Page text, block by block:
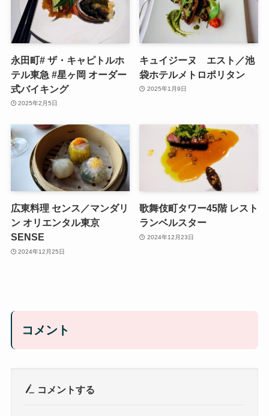
永田町# ザ・キャピトルホ
テル東急 #星ヶ岡 オーダー
式バイキング
2025年2月5日
キュイジーヌ エスト／池
袋ホテルメトロポリタン
2025年1月9日
広東料理 センス／マンダリ
ン オリエンタル東京
SENSE
2024年12月25日
歌舞伎町タワー45階 レスト
ランベルスター
2024年12月23日
コメント
コメントする